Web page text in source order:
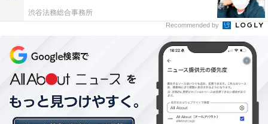
渋谷法務総合事務所
Recommended by